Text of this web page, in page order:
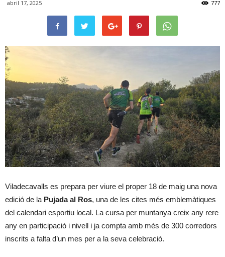
abril 17, 2025 777
Viladecavalls es prepara per viure el proper 18 de maig una nova
edició de la Pujada al Ros, una de les cites més emblemàtiques
del calendari esportiu local. La cursa per muntanya creix any rere
any en participació i nivell i ja compta amb més de 300 corredors
inscrits a falta d’un mes per a la seva celebració.